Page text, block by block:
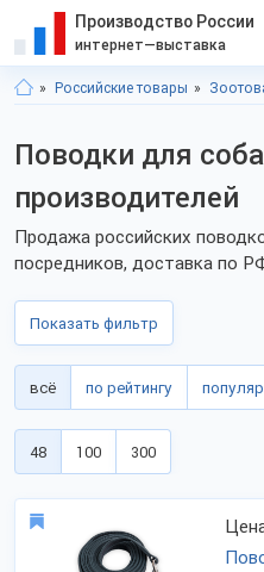
Производство России
интернет—выставка
Российские товары
Поводки для
производителей
Продажа российских
посредников, доставка по
Показать фильтр
всё по рейтингу
48 100 300